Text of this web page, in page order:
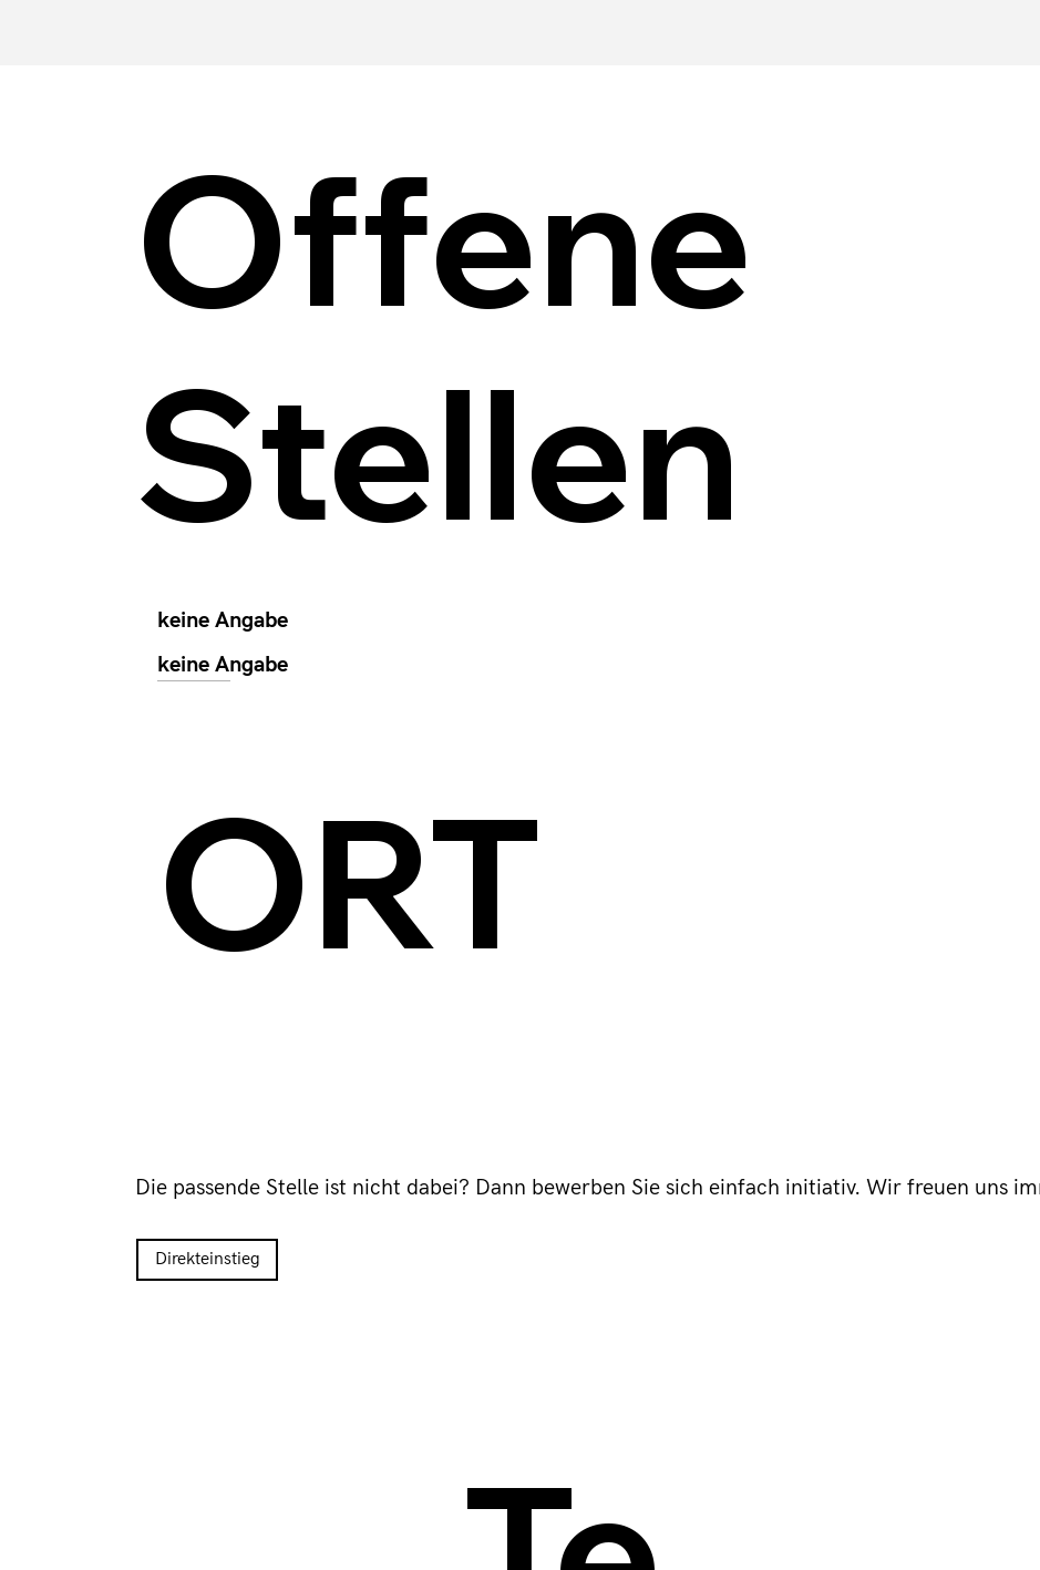
Offene
Stellen
keine Angabe
ORT
keine Angabe
Die passende Stelle ist nicht dabei? Dann bewerben Sie sich einfach initiativ. Wir freuen uns
Direkteinstieg